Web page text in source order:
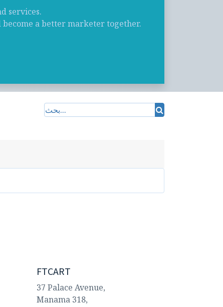
services.
a better marketer together.
FTCART
37 Palace Avenue,
Manama 318,